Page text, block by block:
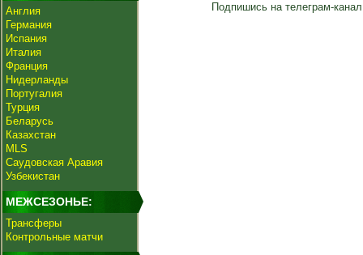
Англия
Германия
Испания
Италия
Франция
Нидерланды
Португалия
Турция
Беларусь
Казахстан
MLS
Саудовская Аравия
Узбекистан
МЕЖСЕЗОНЬЕ:
Трансферы
Контрольные матчи
Подпишись на телеграм-